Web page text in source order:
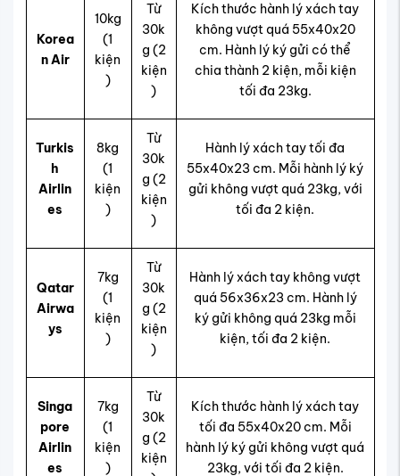
Korea
n Air
10kg
(1
kiện
)
Từ
30k
g (2
kiện
)
Kích thước hành lý xách tay
không vượt quá 55x40x20
cm. Hành lý ký gửi có thể
chia thành 2 kiện, mỗi kiện
tối đa 23kg.
Turkis
h
Airlin
es
8kg
(1
kiện
)
Từ
30k
g (2
kiện
)
Hành lý xách tay tối đa
55x40x23 cm. Mỗi hành lý ký
gửi không vượt quá 23kg, với
tối đa 2 kiện.
Qatar
Airwa
ys
7kg
(1
kiện
)
Từ
30k
g (2
kiện
)
Hành lý xách tay không vượt
quá 56x36x23 cm. Hành lý
ký gửi không quá 23kg mỗi
kiện, tối đa 2 kiện.
Singa
pore
Airlin
es
7kg
(1
kiện
)
Từ
30k
g (2
kiện
Kích thước hành lý xách tay
tối đa 55x40x20 cm. Mỗi
hành lý ký gửi không vượt quá
23kg, với tối đa 2 kiện.